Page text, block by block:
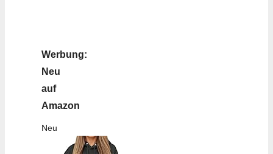
Werbung:
Neu
auf
Amazon
Neu